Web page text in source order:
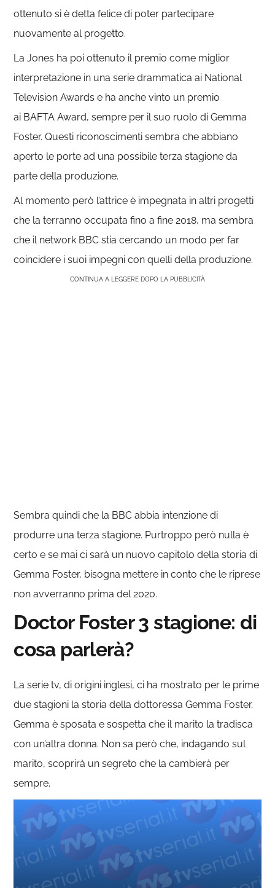
ottenuto si è detta felice di poter partecipare
nuovamente al progetto.
La Jones ha poi ottenuto il premio come miglior
interpretazione in una serie drammatica ai National
Television Awards e ha anche vinto un premio
ai BAFTA Award, sempre per il suo ruolo di Gemma
Foster. Questi riconoscimenti sembra che abbiano
aperto le porte ad una possibile terza stagione da
parte della produzione.
Al momento però l’attrice è impegnata in altri progetti
che la terranno occupata fino a fine 2018, ma sembra
che il network BBC stia cercando un modo per far
coincidere i suoi impegni con quelli della produzione.
CONTINUA A LEGGERE DOPO LA PUBBLICITÀ
Sembra quindi che la BBC abbia intenzione di
produrre una terza stagione. Purtroppo però nulla è
certo e se mai ci sarà un nuovo capitolo della storia di
Gemma Foster, bisogna mettere in conto che le riprese
non avverranno prima del 2020.
Doctor Foster 3 stagione: di
cosa parlerà?
La serie tv, di origini inglesi, ci ha mostrato per le prime
due stagioni la storia della dottoressa Gemma Foster.
Gemma è sposata e sospetta che il marito la tradisca
con un’altra donna. Non sa però che, indagando sul
marito, scoprirà un segreto che la cambierà per
sempre.